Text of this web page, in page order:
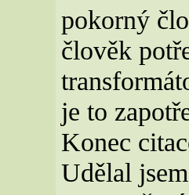
pokorný
člověk
je to
Konec
Udělal